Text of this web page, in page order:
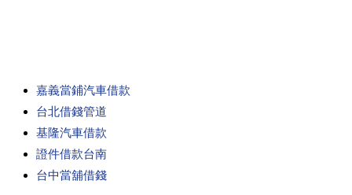
嘉義當鋪汽車借款
台北借錢管道
基隆汽車借款
證件借款台南
台中當舖借錢